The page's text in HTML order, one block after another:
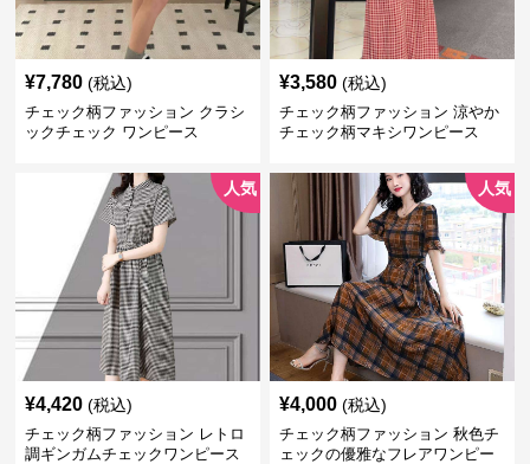
¥7,780 (税込)
チェック柄ファッション クラシ
ックチェック ワンピース
¥3,580 (税込)
チェック柄ファッション 涼やか
チェック柄マキシワンピース
人気
¥4,420 (税込)
チェック柄ファッション レトロ
調ギンガムチェックワンピース
人気
¥4,000 (税込)
チェック柄ファッション 秋色チ
ェックの優雅なフレアワンピー